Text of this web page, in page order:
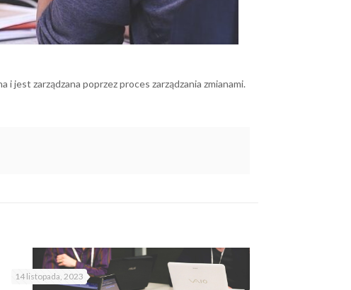
jest zarządzana poprzez proces zarządzania zmianami.
14 listopada, 2023